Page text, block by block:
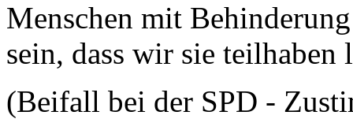
Menschen mit
sein, dass wir sie
(Beifall bei der SPD -